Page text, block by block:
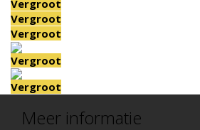
Vergroot
Vergroot
Vergroot
Vergroot
Vergroot
Meer informatie